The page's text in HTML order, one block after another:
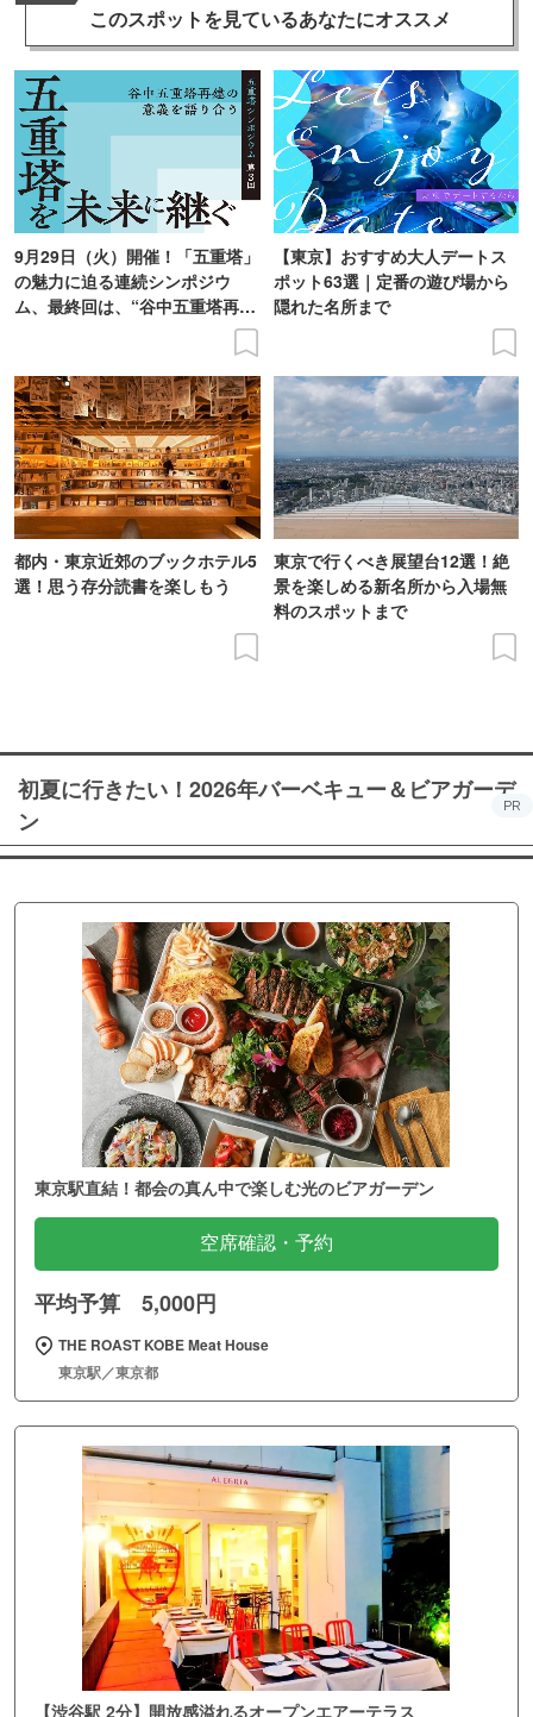
このスポットを見ているあなたにオススメ
9月29日（火）開催！「五重塔」
の魅力に迫る連続シンポジウ
ム、最終回は、“谷中五重塔再建
【東京】おすすめ大人デートス
ポット63選｜定番の遊び場から
隠れた名所まで
都内・東京近郊のブックホテル5
選！思う存分読書を楽しもう
東京で行くべき展望台12選！絶
景を楽しめる新名所から入場無
料のスポットまで
初夏に行きたい！2026年バーベキュー＆ビアガーデ
ン
PR
東京駅直結！都会の真ん中で楽しむ光のビアガーデン
空席確認・予約
平均予算 5,000円
THE ROAST KOBE Meat House
東京駅／東京都
【渋谷駅 2分】開放感溢れるオープンエアーテラス